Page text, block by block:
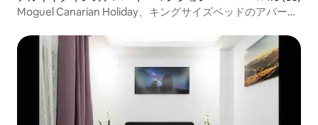
Moguel Canarian Holiday、キングサイズベッドのアパート